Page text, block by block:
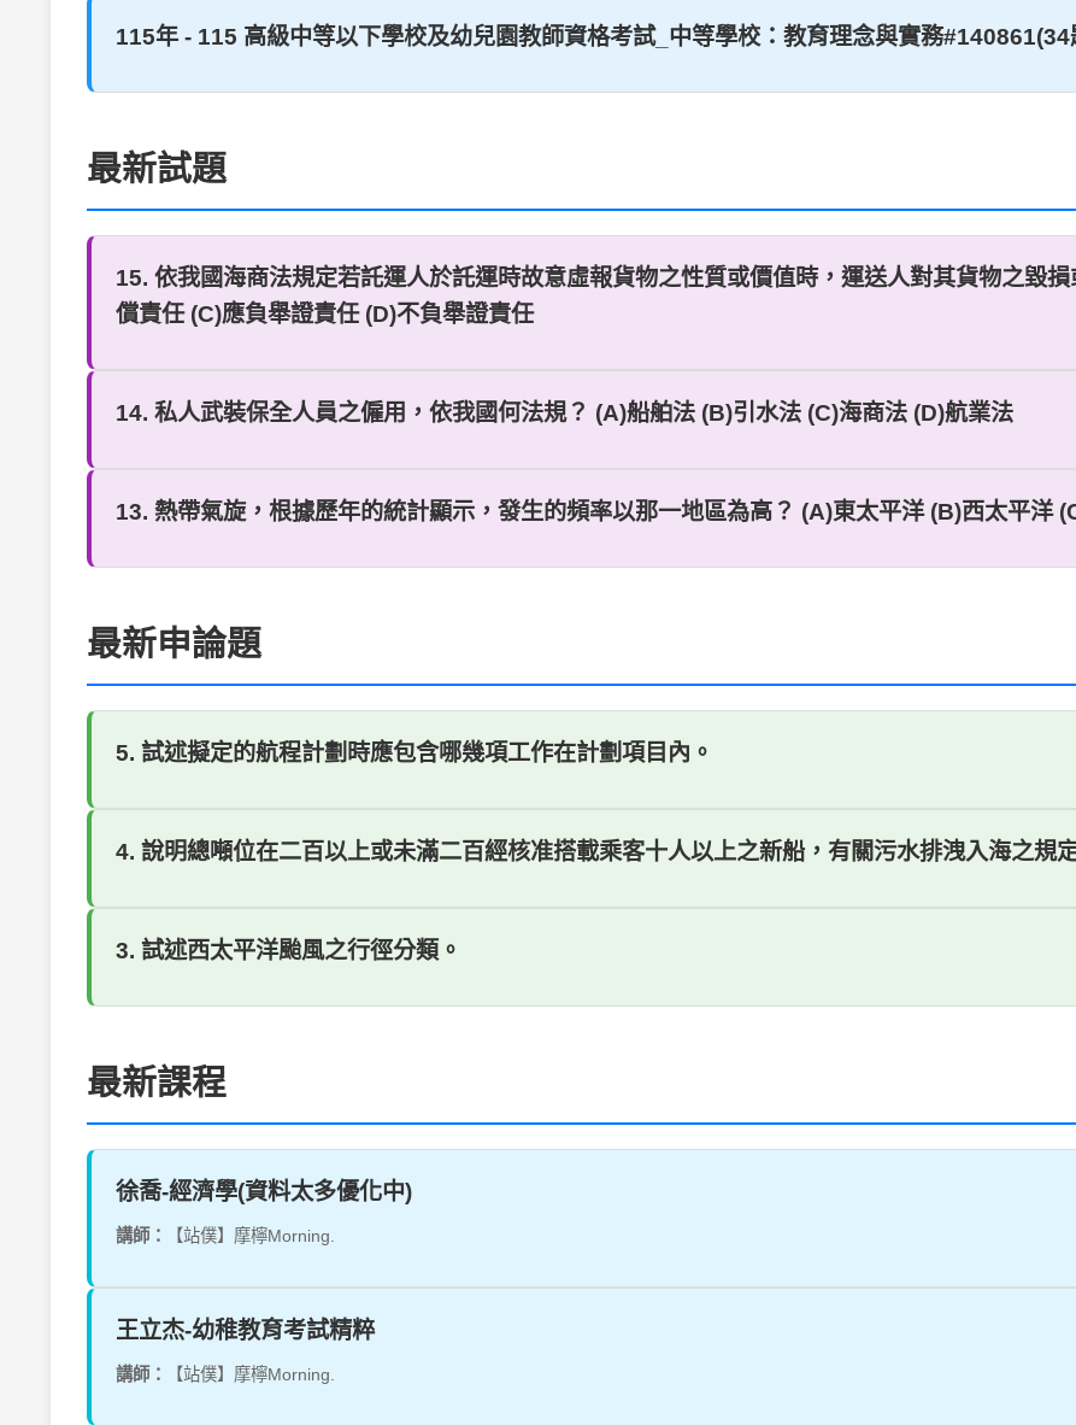
115年 - 115 高級中等以下學校及幼兒園教師資格考試_中等學校：教育理念與實務#140861(34
最新試題
15. 依我國海商法規定若託運人於託運時故意虛報貨物之性質或價值時，運送人對其貨物之毀
償責任 (C)應負舉證責任 (D)不負舉證責任
14. 私人武裝保全人員之僱用，依我國何法規？ (A)船舶法 (B)引水法 (C)海商法 (D)航業法
13. 熱帶氣旋，根據歷年的統計顯示，發生的頻率以那一地區為高？ (A)東太平洋 (B)西太平洋
最新申論題
5. 試述擬定的航程計劃時應包含哪幾項工作在計劃項目內。
4. 說明總噸位在二百以上或未滿二百經核准搭載乘客十人以上之新船，有關污水排洩入海之規
3. 試述西太平洋颱風之行徑分類。
最新課程
徐喬-經濟學(資料太多優化中)
講師： 【站僕】摩檸Morning.
王立杰-幼稚教育考試精粹
講師： 【站僕】摩檸Morning.